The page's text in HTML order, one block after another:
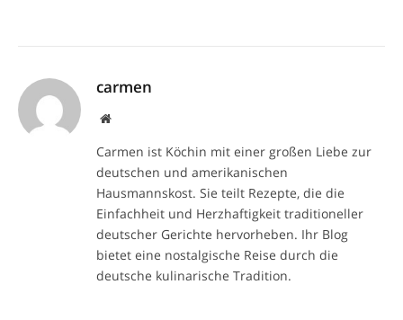
carmen
Website
Carmen ist Köchin mit einer großen Liebe zur
deutschen und amerikanischen
Hausmannskost. Sie teilt Rezepte, die die
Einfachheit und Herzhaftigkeit traditioneller
deutscher Gerichte hervorheben. Ihr Blog
bietet eine nostalgische Reise durch die
deutsche kulinarische Tradition.